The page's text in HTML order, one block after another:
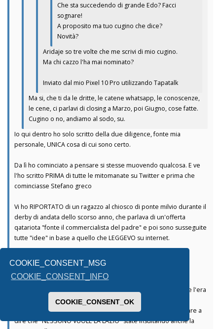
COOKIE_CONSENT_MSG
COOKIE_CONSENT_INFO
COOKIE_CONSENT_OK
Che sta succedendo di grande Edo? Facci
sognare!
A proposito ma tuo cugino che dice?
Novità?
Aridaje so tre volte che me scrivi di mio cugino.
Ma chi cazzo l'ha mai nominato?
Inviato dal mio Pixel 10 Pro utilizzando Tapatalk
Ma si, che ti da le dritte, le catene whatsapp, le conoscenze,
le cene, ci parlavi di closing a Marzo, poi Giugno, cose fatte.
Cugino o no, andiamo al sodo, su.
Io qui dentro ho solo scritto della due diligence, fonte mia
personale, UNICA cosa di cui sono certo.
Da lì ho cominciato a pensare si stesse muovendo qualcosa. E ve
l'ho scritto PRIMA di tutte le mitomanate su Twitter e prima che
cominciasse Stefano greco
Vi ho RIPORTATO di un ragazzo al chiosco di ponte milvio durante il
derby di andata dello scorso anno, che parlava di un'offerta
qatariota "fonte il commercialista del padre" e poi sono susseguite
tutte "idee" in base a quello che LEGGEVO su internet.
Le offerte DA COME DICONO sono più di due
Io l'ho scritto la scorsa estate e rimango dell'idea, ad oggi, che l'era
Lotito sta finendo.
Poi se volete continuare a fa i cojoni, a cazzeggià o a continuare a
dire che "NESSUNO VUOLE LA LAZIO" state insultando anche la